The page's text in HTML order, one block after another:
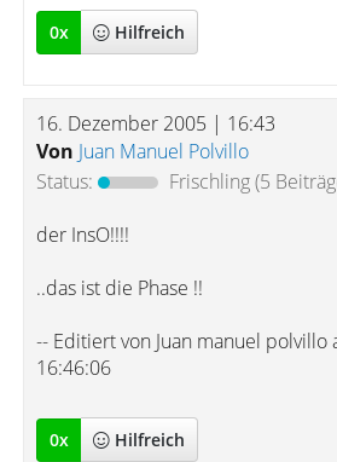
0x Hilfreich
16. Dezember 2005 | 16:43
Von Juan Manuel Polvillo
Status:
Frischling(5
der InsO!!!!
..das ist die Phase !!
-- Editiert von Juan manuel polvillo
16:46:06
0x Hilfreich